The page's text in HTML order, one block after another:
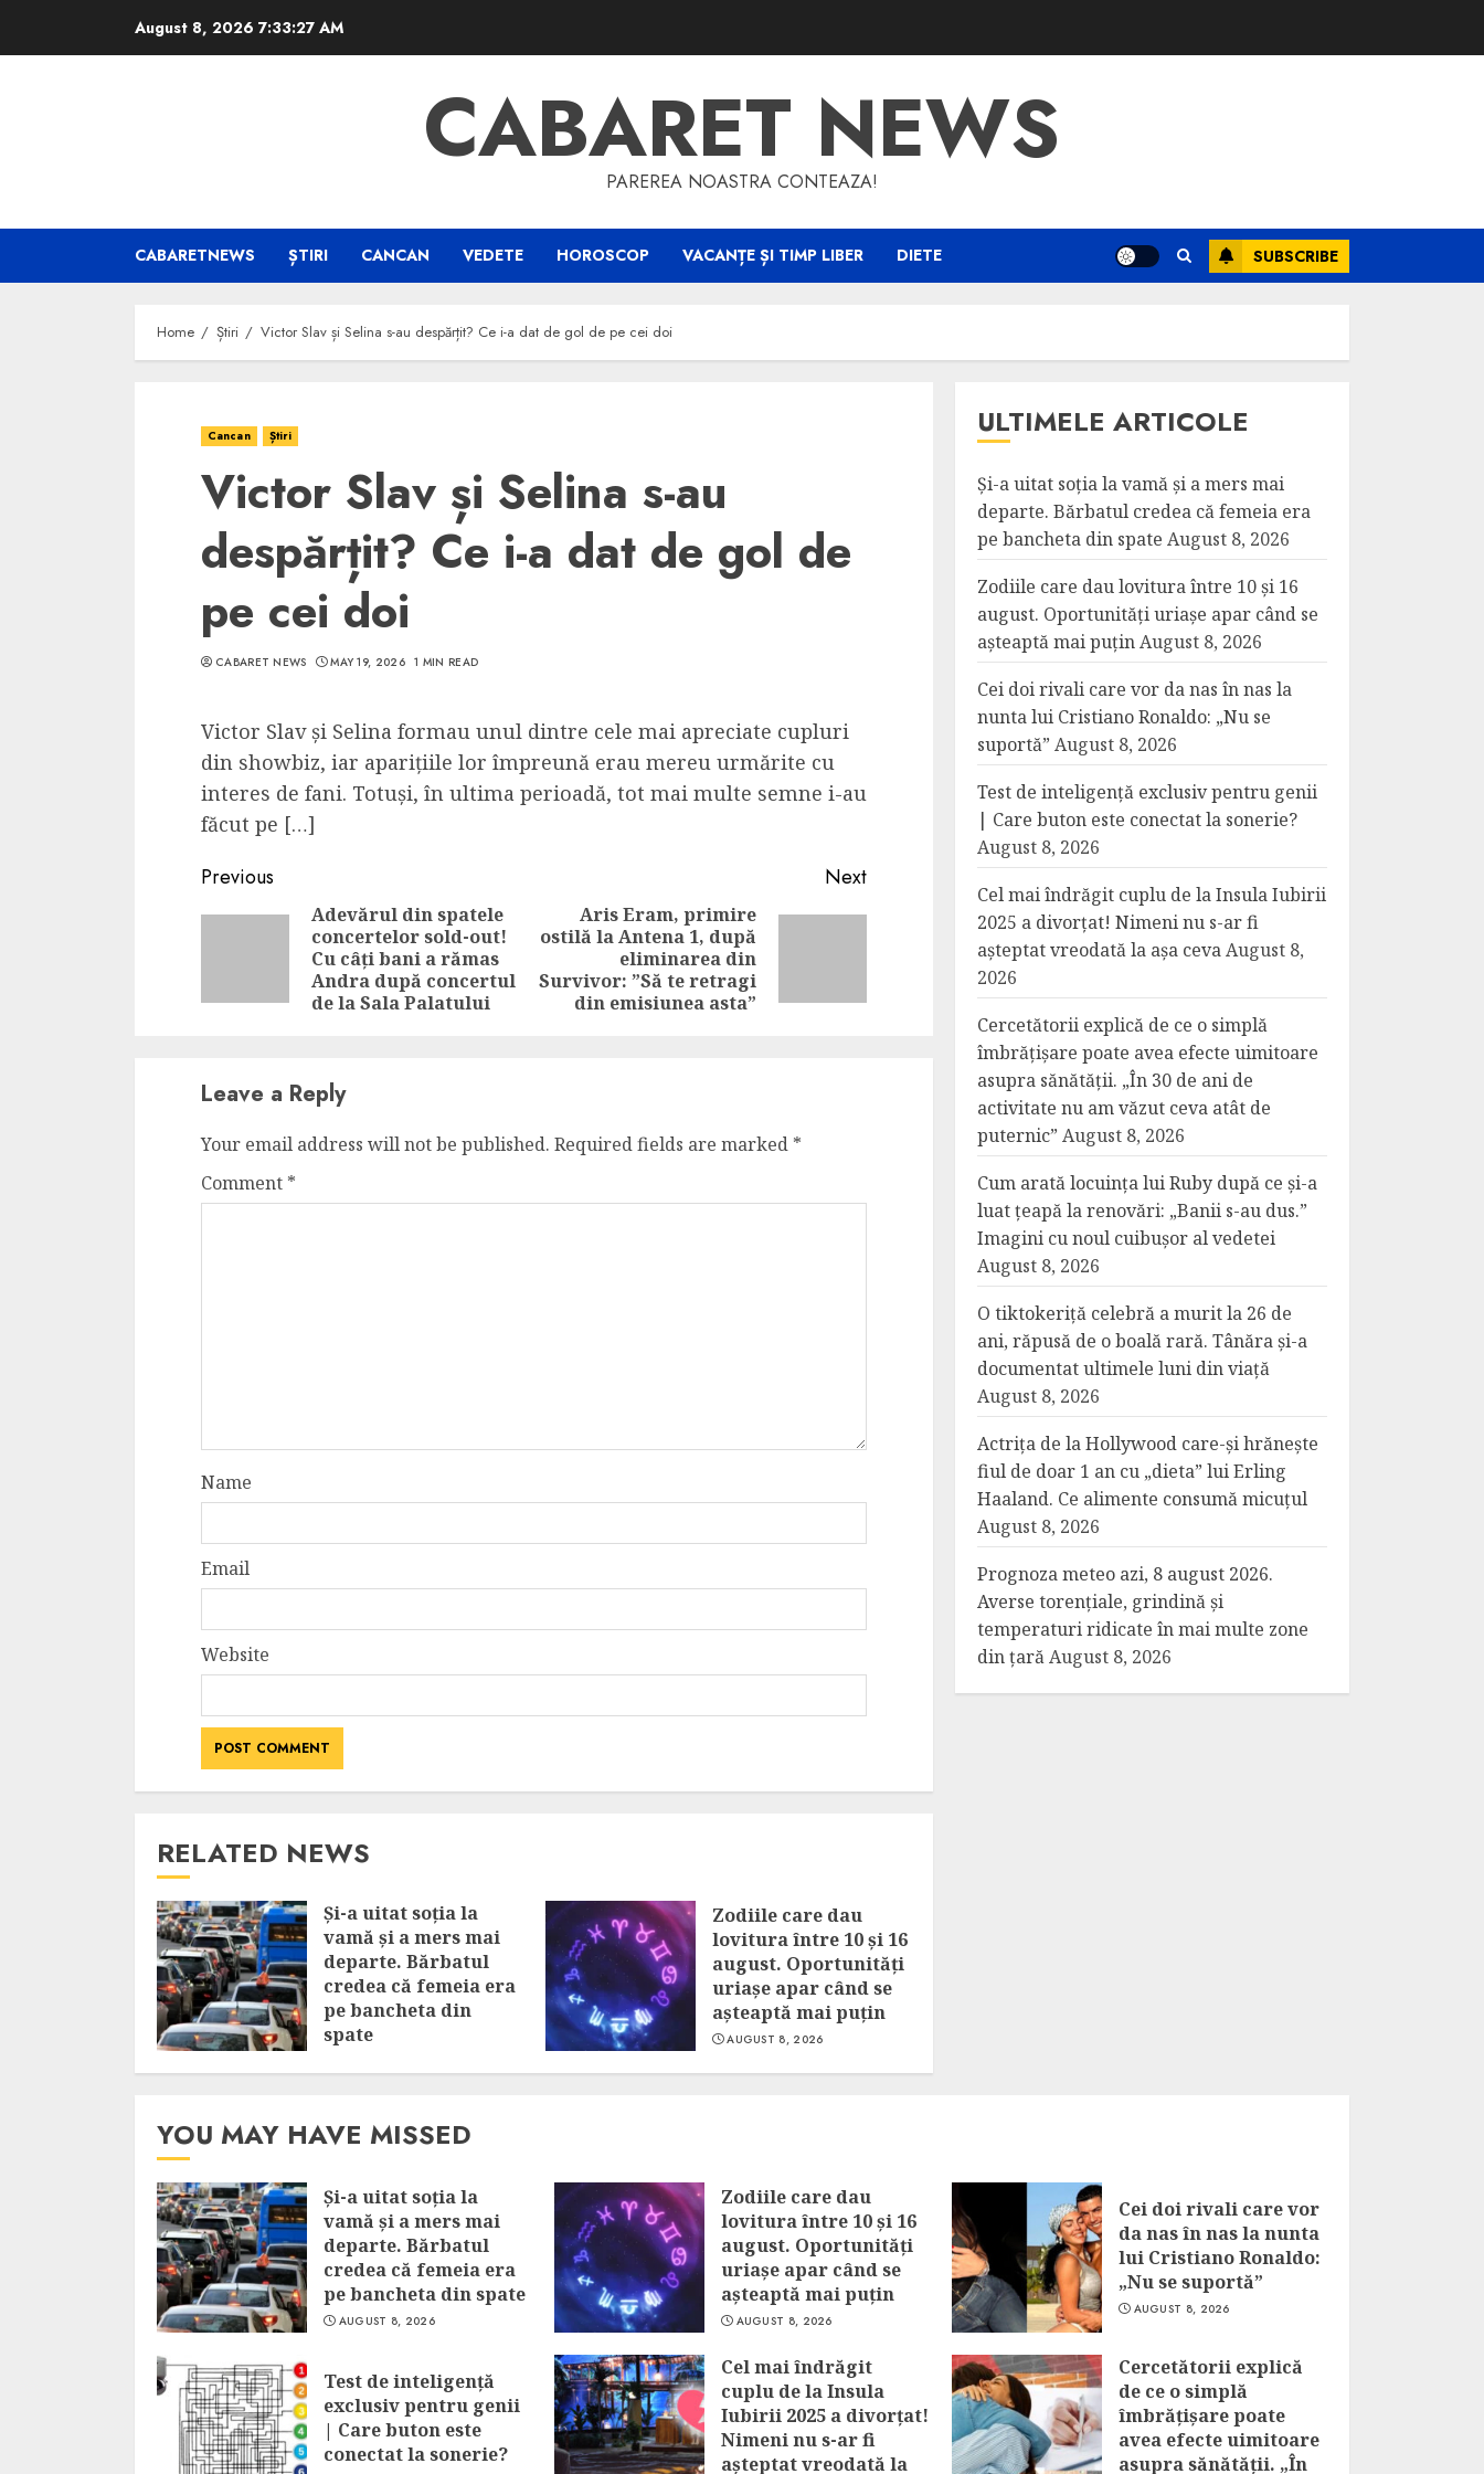
August 8, 2026 7:33:27 AM
CABARET NEWS
PAREREA NOASTRA CONTEAZA!
CABARETNEWS ȘTIRI CANCAN VEDETE HOROSCOP VACANȚE ȘI TIMP LIBER DIETE SUBSCRIBE
Home Știri Victor Slav și Selina s-au despărțit? Ce i-a dat de gol de pe cei doi
Cancan Știri
Victor Slav și Selina s-au
despărțit? Ce i-a dat de gol de
pe cei doi
CABARET NEWS MAY 19, 2026 1 MIN READ
Victor Slav și Selina formau unul dintre cele mai apreciate cupluri
din showbiz, iar aparițiile lor împreună erau mereu urmărite cu
interes de fani. Totuși, în ultima perioadă, tot mai multe semne i-au
făcut pe […]
Continue
Reading
Previous
Previous
post:
Adevărul din spatele
concertelor sold-out!
Cu câți bani a rămas
Andra după concertul
de la Sala Palatului
Next
Next
post:
Aris Eram, primire
ostilă la Antena 1, după
eliminarea din
Survivor: ”Să te retragi
din emisiunea asta”
Leave a Reply
Your email address will not be published. Required fields are marked *
Comment *
Name
Email
Website
RELATED NEWS
Și-a uitat soția la
vamă și a mers mai
departe. Bărbatul
credea că femeia era
pe bancheta din
spate
Zodiile care dau
lovitura între 10 și 16
august. Oportunități
uriașe apar când se
așteaptă mai puțin
AUGUST 8, 2026
ULTIMELE ARTICOLE
Și-a uitat soția la vamă și a mers mai
departe. Bărbatul credea că femeia era
pe bancheta din spate August 8, 2026
Zodiile care dau lovitura între 10 și 16
august. Oportunități uriașe apar când se
așteaptă mai puținAugust 8, 2026
Cei doi rivali care vor da nas în nas la
nunta lui Cristiano Ronaldo: „Nu se
suportă” August 8, 2026
Test de inteligență exclusiv pentru genii
| Care buton este conectat la sonerie?
August 8, 2026
Cel mai îndrăgit cuplu de la Insula Iubirii
2025 a divorțat! Nimeni nu s-ar fi
așteptat vreodată la așa cevaAugust 8,
2026
Cercetătorii explică de ce o simplă
îmbrățișare poate avea efecte uimitoare
asupra sănătății. „În 30 de ani de
activitate nu am văzut ceva atât de
puternic” August 8, 2026
Cum arată locuința lui Ruby după ce și-a
luat țeapă la renovări: „Banii s-au dus.”
Imagini cu noul cuibușor al vedetei
August 8, 2026
O tiktokeriță celebră a murit la 26 de
ani, răpusă de o boală rară. Tânăra și-a
documentat ultimele luni din viață
August 8, 2026
Actrița de la Hollywood care-și hrănește
fiul de doar 1 an cu „dieta” lui Erling
Haaland. Ce alimente consumă micuțul
August 8, 2026
Prognoza meteo azi, 8 august 2026.
Averse torențiale, grindină și
temperaturi ridicate în mai multe zone
din țarăAugust 8, 2026
YOU MAY HAVE MISSED
Și-a uitat soția la
vamă și a mers mai
departe. Bărbatul
credea că femeia era
pe bancheta din spate
AUGUST 8, 2026
Zodiile care dau
lovitura între 10 și 16
august. Oportunități
uriașe apar când se
așteaptă mai puțin
AUGUST 8, 2026
Cei doi rivali care vor
da nas în nas la nunta
lui Cristiano Ronaldo:
„Nu se suportă”
AUGUST 8, 2026
Test de inteligență
exclusiv pentru genii
| Care buton este
conectat la sonerie?
Cel mai îndrăgit
cuplu de la Insula
Iubirii 2025 a divorțat!
Nimeni nu s-ar fi
așteptat vreodată la
Cercetătorii explică
de ce o simplă
îmbrățișare poate
avea efecte uimitoare
asupra sănătății. „În